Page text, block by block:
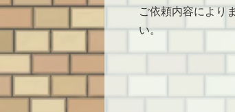
ご依頼内容により
い。